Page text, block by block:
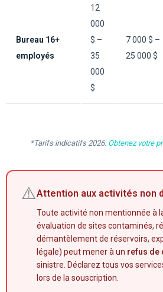
Bureau 16+
employés
12
000
$ –
35
000
$
7 000 $ –
25 000 $
*Tarifs indicatifs 2026. Obtenez votre
⚠️Attention aux activités non
Toute activité non mentionnée à
évaluation de sites contaminés,
démantèlement de réservoirs,
légale) peut mener à un refus de
sinistre. Déclarez tous vos
lors de la souscription.